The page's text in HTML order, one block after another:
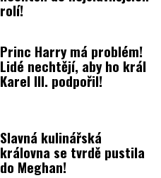
rolí!
Princ Harry má problém!
Lidé nechtějí, aby ho král
Karel III. podpořil!
Slavná kulinářská
královna se tvrdě pustila
do Meghan!